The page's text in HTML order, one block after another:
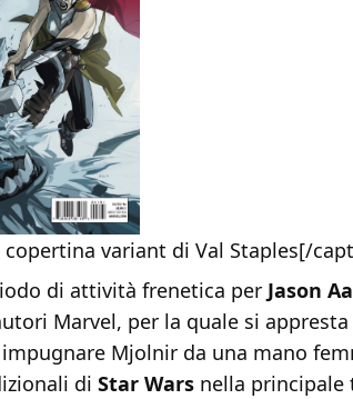
copertina variant di Val Staples[/
di attività frenetica per Jason
Marvel, per la quale si
Mjolnir da una mano
di Star Wars nella principale